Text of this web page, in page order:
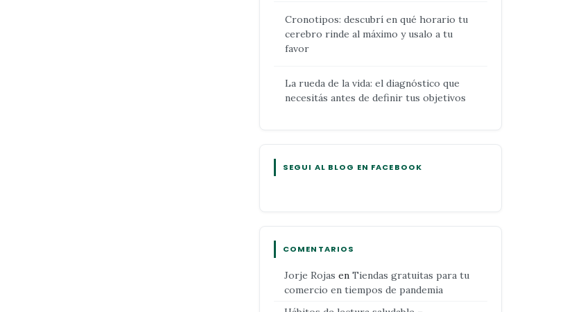
Cronotipos: descubrí en qué horario tu
cerebro rinde al máximo y usalo a tu
favor
La rueda de la vida: el diagnóstico que
necesitás antes de definir tus objetivos
SEGUI AL BLOG EN FACEBOOK
COMENTARIOS
Jorje Rojas en Tiendas gratuitas para tu
comercio en tiempos de pandemia